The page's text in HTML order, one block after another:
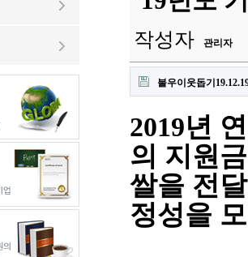
작성자 관리자
불우이웃돕기
2019년
의 지원
쌀을 전
정성을